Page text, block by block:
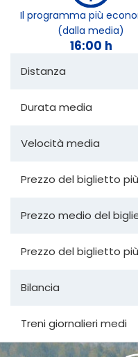
Il programma più
(dalla media)
16:00 h
Distanza
Durata media
Velocità media
Prezzo del biglietto
Prezzo medio del
Prezzo del biglietto
Bilancia
Treni giornalieri medi